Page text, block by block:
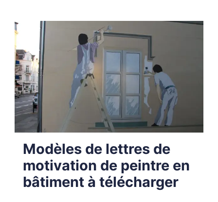
Modèles de lettres de
motivation de peintre en
bâtiment à télécharger